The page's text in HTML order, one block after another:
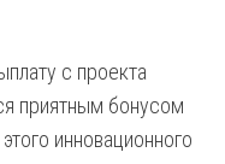
с проекта
приятным бонусом
инновационного